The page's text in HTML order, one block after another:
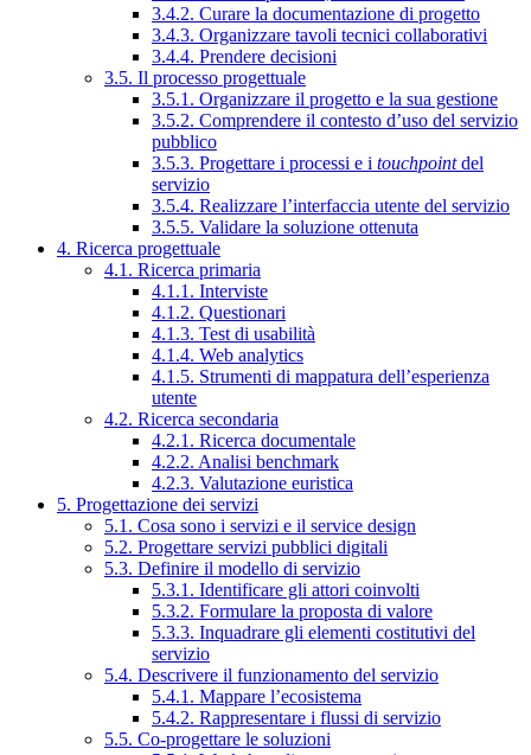
3.4.2. Curare la documentazione di progetto
3.4.3. Organizzare tavoli tecnici collaborativi
3.4.4. Prendere decisioni
3.5. Il processo progettuale
3.5.1. Organizzare il progetto e la sua gestione
3.5.2. Comprendere il contesto d’uso del servizio
pubblico
3.5.3. Progettare i processi e i touchpointdel
servizio
3.5.4. Realizzare l’interfaccia utente del servizio
3.5.5. Validare la soluzione ottenuta
4. Ricerca progettuale
4.1. Ricerca primaria
4.1.1. Interviste
4.1.2. Questionari
4.1.3. Test di usabilità
4.1.4. Web analytics
4.1.5. Strumenti di mappatura dell’esperienza
utente
4.2. Ricerca secondaria
4.2.1. Ricerca documentale
4.2.2. Analisi benchmark
4.2.3. Valutazione euristica
5. Progettazione dei servizi
5.1. Cosa sono i servizi e il service design
5.2. Progettare servizi pubblici digitali
5.3. Definire il modello di servizio
5.3.1. Identificare gli attori coinvolti
5.3.2. Formulare la proposta di valore
5.3.3. Inquadrare gli elementi costitutivi del
servizio
5.4. Descrivere il funzionamento del servizio
5.4.1. Mappare l’ecosistema
5.4.2. Rappresentare i flussi di servizio
5.5. Co-progettare le soluzioni